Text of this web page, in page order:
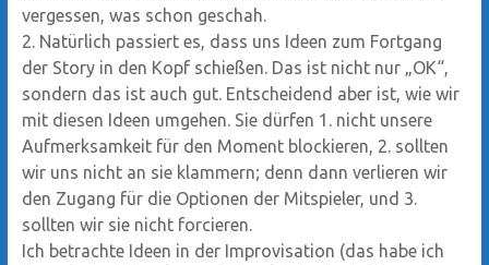
vergessen, was schon geschah.
2. Natürlich passiert es, dass uns Ideen zum Fortgang
der Story in den Kopf schießen. Das ist nicht nur „OK“,
sondern das ist auch gut. Entscheidend aber ist, wie wir
mit diesen Ideen umgehen. Sie dürfen 1. nicht unsere
Aufmerksamkeit für den Moment blockieren, 2. sollten
wir uns nicht an sie klammern; denn dann verlieren wir
den Zugang für die Optionen der Mitspieler, und 3.
sollten wir sie nicht forcieren.
Ich betrachte Ideen in der Improvisation (das habe ich